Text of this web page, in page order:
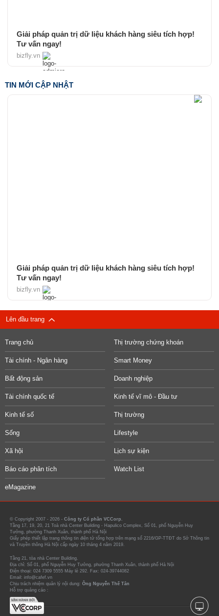
Giải pháp quản trị dữ liệu khách hàng siêu tích hợp!
Tư vấn ngay!
bizfly.vn
TIN MỚI CẬP NHẬT
Giải pháp quản trị dữ liệu khách hàng siêu tích hợp!
Tư vấn ngay!
bizfly.vn
Lên đầu trang
Trang chủ Thị trường chứng khoán
Tài chính - Ngân hàng Smart Money
Bất động sản Doanh nghiệp
Tài chính quốc tế Kinh tế vĩ mô - Đầu tư
Kinh tế số Thị trường
Sống Lifestyle
Xã hội Lịch sự kiện
Báo cáo phân tích Watch List
eMagazine
© Copyright 2007 - 2026 - Công ty Cổ phần VCCorp.
Tầng 17, 19, 20, 21 Toà nhà Center Building - Hapulico Complex, Số 01, phố Nguyễn Huy
Tưởng, phường Thanh Xuân, thành phố Hà Nội
Giấy phép thiết lập trang thông tin điện tử tổng hợp trên mạng số 2216/GP-TTĐT do Sở Thông tin
và Truyền thông Hà Nội cấp ngày 10 tháng 4 năm 2019.
Tầng 21, tòa nhà Center Building.
Địa chỉ: Số 01, phố Nguyễn Huy Tưởng, phường Thanh Xuân, thành phố Hà Nội
Điện thoại: 024 7309 5555 Máy lẻ 292. Fax: 024-39744082
Email: info@cafef.vn
Chịu trách nhiệm quản lý nội dung: Ông Nguyễn Thế Tân
Hỗ trợ quảng cáo :